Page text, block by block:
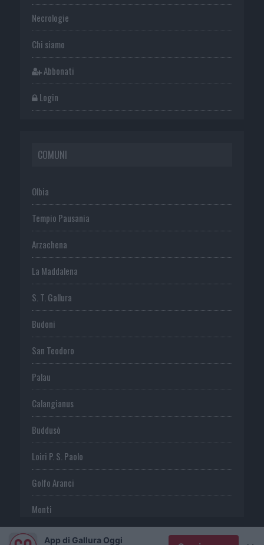
Necrologie
Chi siamo
Abbonati
Login
COMUNI
Olbia
Tempio Pausania
Arzachena
La Maddalena
S. T. Gallura
Budoni
San Teodoro
Palau
Calangianus
Buddusò
Loiri P. S. Paolo
Golfo Aranci
Monti
TeltiApp di Gallura Oggi